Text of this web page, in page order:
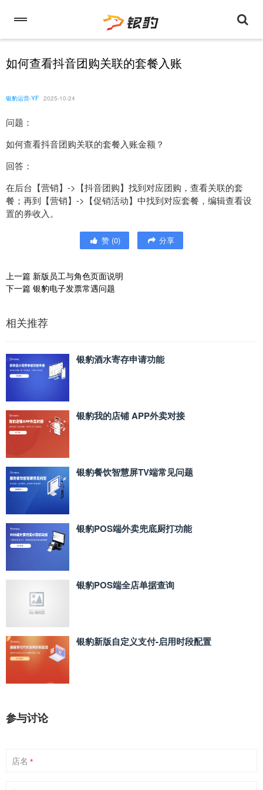
如何查看抖音团购关联的套餐入账
银豹运营-YF 2025-10-24
问题：
如何查看抖音团购关联的套餐入账金额？
回答：
在后台【营销】->【抖音团购】找到对应团购，查看关联的套
餐；再到【营销】->【促销活动】中找到对应套餐，编辑查看设
置的券收入。
赞 (0) 分享
上一篇 新版员工与角色页面说明
下一篇 银豹电子发票常遇问题
相关推荐
银豹酒水寄存申请功能
银豹我的店铺 APP外卖对接
银豹餐饮智慧屏TV端常见问题
银豹POS端外卖兜底厨打功能
银豹POS端全店单据查询
银豹新版自定义支付‑启用时段配置
参与讨论
店名 *